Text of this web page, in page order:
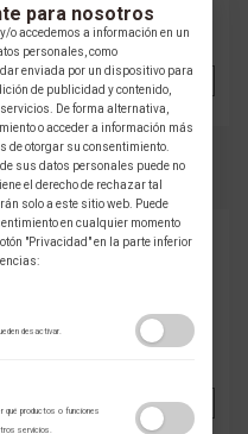
$ 3.388.000 COP
PRECIO ONLINE
AÑADIR VER
TISSOT
RELOJ TISSOT ODACI-T
$ 3.854.000 COP
AÑADIR VER
para nosotros
o accedemos a información en un
personales, como
enviada por un dispositivo para
de publicidad y contenido,
De forma alternativa,
o acceder a información más
otorgar su consentimiento.
sus datos personales puede no
el derecho de rechazar tal
solo a este sitio web. Puede
en cualquier momento
"Privacidad" en la parte inferior
desactivar.
qué productos o funciones
servicios.